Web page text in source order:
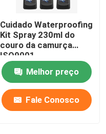
Cuidado Waterproofing
Kit Spray 230ml do
couro da camurça
ISO9001
Melhor preço
Fale Conosco